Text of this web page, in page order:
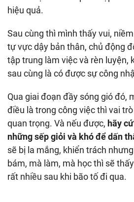
hiệu quả.
Sau cùng thì mình thấy vui,
tự vực dậy bản thân, chủ động
tập trung làm việc và rèn luyện,
sau cùng là có được sự công
Qua giai đoạn đầy sóng gió đó,
điều là trong công việc thì vai
quan trọng. Và nếu được, hãy
những sếp giỏi và khó để dấn
sẽ bị la mắng, khiển trách
bám, mà làm, mà học thì sẽ
rất nhiều sau khi bão tố đi qua.